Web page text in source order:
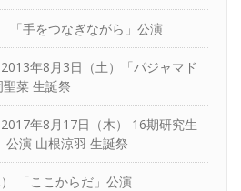
「手をつなぎながら」公演
年8月3日（土）「パジャマド
菜 生誕祭
2017年8月17日（木） 16期研究生
公演 山根涼羽 生誕祭
「ここからだ」公演